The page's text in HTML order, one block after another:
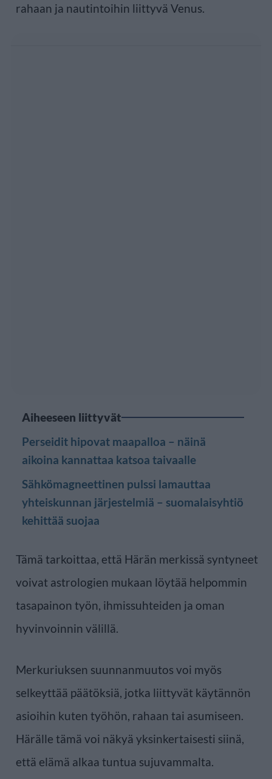
rahaan ja nautintoihin liittyvä Venus.
Aiheeseen liittyvät
Perseidit hipovat maapalloa – näinä
aikoina kannattaa katsoa taivaalle
Sähkömagneettinen pulssi lamauttaa
yhteiskunnan järjestelmiä – suomalaisyhtiö
kehittää suojaa
Tämä tarkoittaa, että Härän merkissä syntyneet
voivat astrologien mukaan löytää helpommin
tasapainon työn, ihmissuhteiden ja oman
hyvinvoinnin välillä.
Merkuriuksen suunnanmuutos voi myös
selkeyttää päätöksiä, jotka liittyvät käytännön
asioihin kuten työhön, rahaan tai asumiseen.
Härälle tämä voi näkyä yksinkertaisesti siinä,
että elämä alkaa tuntua sujuvammalta.